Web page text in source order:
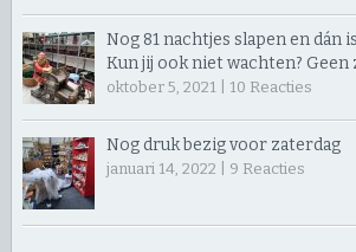
Nog 81 nachtjes slapen en dán
Kun jij ook niet wachten? Geen
oktober 5, 2021 | 10 Reacties
Nog druk bezig voor zaterdag
januari 14, 2022 | 9 Reacties